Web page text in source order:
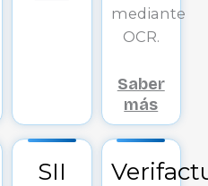
mediante
OCR.
Saber
más
SII